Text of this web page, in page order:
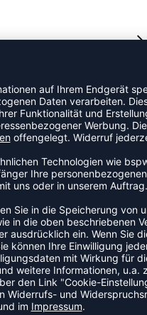
Schnitt begleitet jede
schränkt dabei nicht ein.